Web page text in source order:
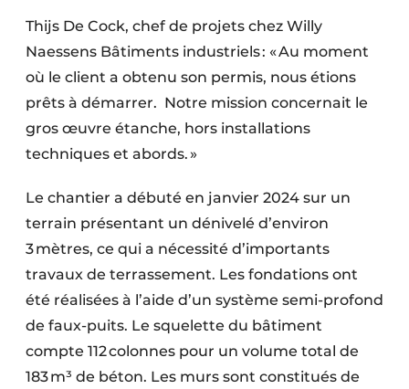
Thijs De Cock, chef de projets chez Willy
Naessens Bâtiments industriels : « Au moment
où le client a obtenu son permis, nous étions
prêts à démarrer. Notre mission concernait le
gros œuvre étanche, hors installations
techniques et abords. »
Le chantier a débuté en janvier 2024 sur un
terrain présentant un dénivelé d’environ
3 mètres, ce qui a nécessité d’importants
travaux de terrassement. Les fondations ont
été réalisées à l’aide d’un système semi-profond
de faux-puits. Le squelette du bâtiment
compte 112 colonnes pour un volume total de
183 m³ de béton. Les murs sont constitués de